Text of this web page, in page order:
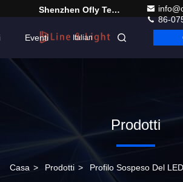
Shenzhen Ofly Technology Co.,Limited
86-
Eventi Italian
Prodotti
Casa > Prodotti > Profilo Sospeso Del LED